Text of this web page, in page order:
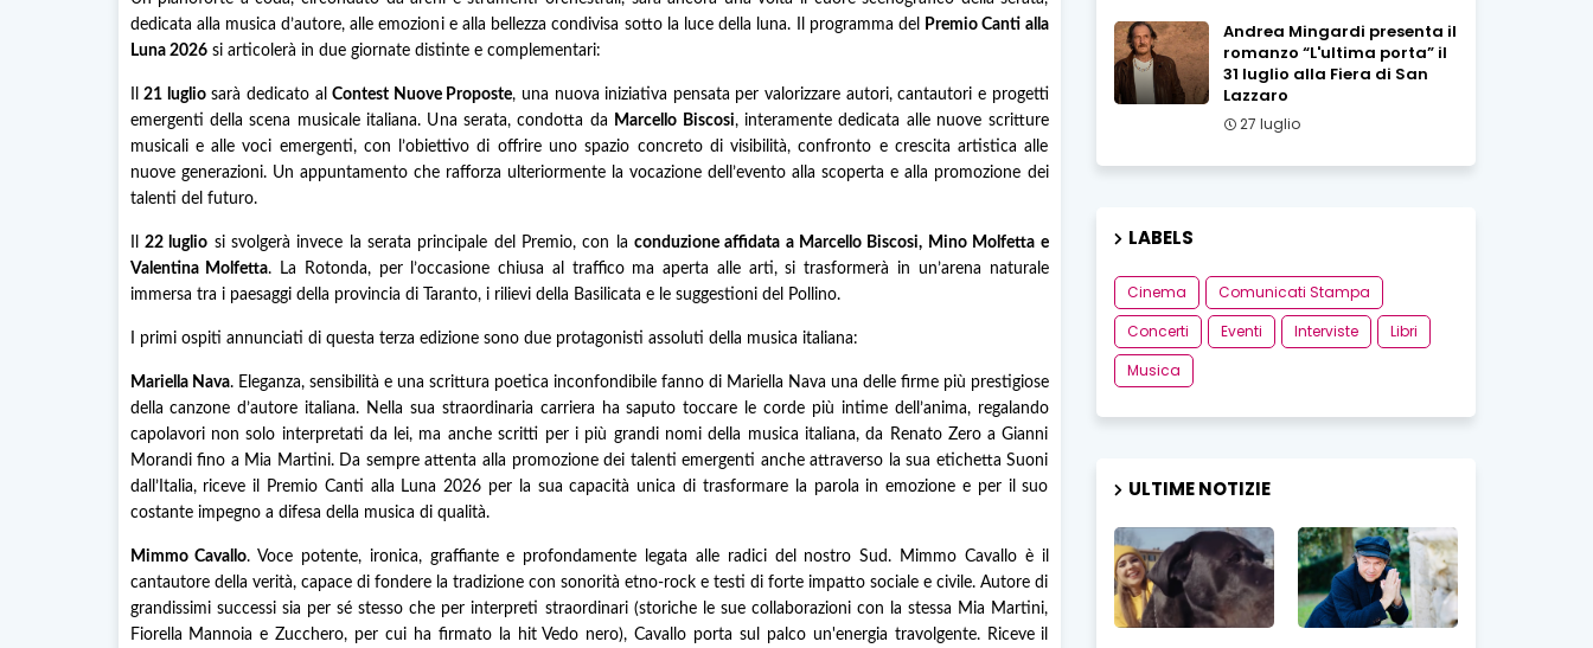
dedicata alla musica d’autore, alle emozioni e alla bellezza condivisa sotto la luce della luna. Il programma del
Premio Canti alla
Luna 2026si articolerà in due giornate distinte e complementari:
Il21 lugliosarà dedicato alContest Nuove Proposte, una nuova iniziativa pensata per valorizzare autori, cantautori e progetti
emergenti della scena musicale italiana. Una serata, condotta da Marcello Biscosi, interamente dedicata alle nuove scritture
musicali e alle voci emergenti, con l’obiettivo di offrire uno spazio concreto di visibilità, confronto e crescita artistica alle
nuove generazioni. Un appuntamento che rafforza ulteriormente la vocazione dell’evento alla scoperta e alla promozione dei
talenti del futuro.
22 luglio si svolgerà invece la serata principale del Premio, con laconduzione affidata a Marcello Biscosi, Mino Molfetta e
Valentina Molfetta. La Rotonda, per l’occasione chiusa al traffico ma aperta alle arti, si trasformerà in un’arena naturale
immersa tra i paesaggi della provincia di Taranto, i rilievi della Basilicata e le suggestioni del Pollino.
I primi ospiti annunciati di questa terza edizione sono due protagonisti assoluti della musica italiana:
Mariella Nava. Eleganza, sensibilità e una scrittura poetica inconfondibile fanno di Mariella Nava una delle firme più prestigiose
della canzone d’autore italiana. Nella sua straordinaria carriera ha saputo toccare le corde più intime dell’anima, regalando
capolavori non solo interpretati da lei, ma anche scritti per i più grandi nomi della musica italiana, da Renato Zero a Gianni
Morandi fino a Mia Martini. Da sempre attenta alla promozione dei talenti emergenti anche attraverso la sua etichetta Suoni
dall’Italia, riceve il Premio Canti alla Luna 2026 per la sua capacità unica di trasformare la parola in emozione e per il suo
costante impegno a difesa della musica di qualità.
Mimmo Cavallo. Voce potente, ironica, graffiante e profondamente legata alle radici del nostro Sud. Mimmo Cavallo è il
cantautore della verità, capace di fondere la tradizione con sonorità etno-rock e testi di forte impatto sociale e civile. Autore di
grandissimi successi sia per sé stesso che per interpreti straordinari (storiche le sue collaborazioni con la stessa Mia Martini,
Fiorella Mannoia e Zucchero, per cui ha firmato la hit Vedo nero), Cavallo porta sul palco un'energia travolgente. Riceve il
Andrea Mingardi presenta il
romanzo “L'ultima porta” il
31 luglio alla Fiera di San
Lazzaro
27 luglio
LABELS
Cinema
Comunicati Stampa
Concerti
Eventi Interviste
Libri
Musica
ULTIME NOTIZIE